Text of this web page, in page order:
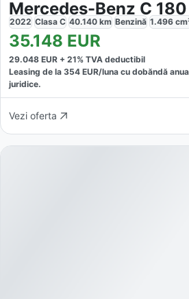
Mercedes-Benz C
2022 Clasa C 40.140 km Benzină 1.496
35.148 EUR
29.048 EUR + 21% TVA deductibil
Leasing de la 354 EUR/luna cu dobăndă
juridice.
Vezi oferta